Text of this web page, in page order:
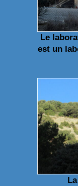
Le
est un